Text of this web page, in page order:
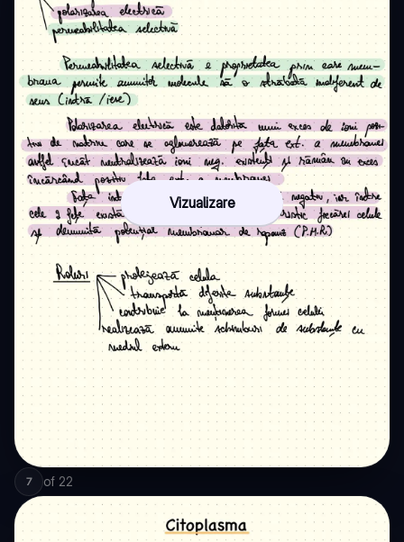
Vizualizare
7 of 22